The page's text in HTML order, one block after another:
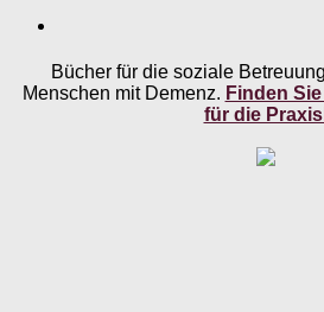
Bücher für die soziale
Menschen mit Demenz. Finden
für die